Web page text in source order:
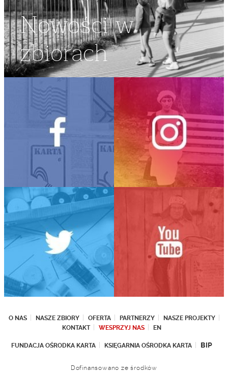
Nowości w
zbiorach
O NAS NASZE ZBIORY OFERTA PARTNERZY
NASZE PROJEKTY
KONTAKT
WESPRZYJ NAS EN
FUNDACJA OŚRODKA KARTA KSIĘGARNIA OŚRODKA KARTA BIP
Dofinansowano ze środków